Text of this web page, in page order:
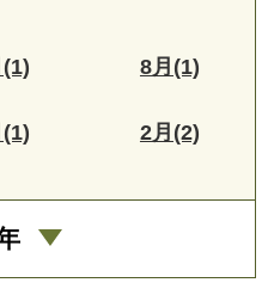
8月(1)
2月(2)